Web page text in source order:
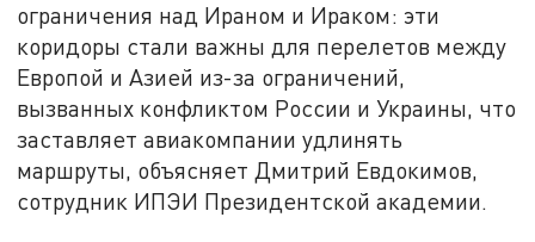
ограничения над Ираном и Ираком: эти
коридоры стали важны для перелетов между
Европой и Азией из-за ограничений,
вызванных конфликтом России и Украины, что
заставляет авиакомпании удлинять
маршруты, объясняет Дмитрий Евдокимов,
сотрудник ИПЭИ Президентской академии.